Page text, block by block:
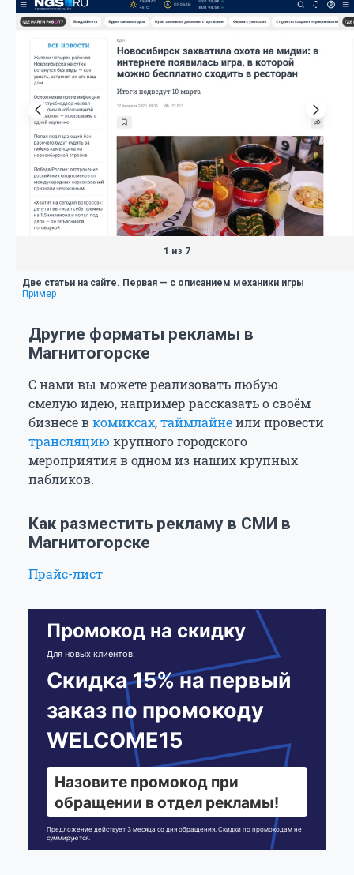
1 из 7
Две статьи на сайте. Первая — с описанием механики игры
Пример
Другие форматы рекламы в
Магнитогорске
С нами вы можете реализовать любую
смелую идею, например рассказать о своём
бизнесе вкомиксах,таймлайнеили провести
трансляцию крупного городского
мероприятия в одном из наших крупных
пабликов.
Как разместить рекламу в СМИ в
Магнитогорске
Прайс-лист
Промокод на скидку
Для новых клиентов!
Скидка 15% на первый
заказ по промокоду
WELCOME15
Назовите промокод при
обращении в отдел рекламы!
Предложение действует 3 месяца со дня обращения. Скидки по промокодам не
суммируются.